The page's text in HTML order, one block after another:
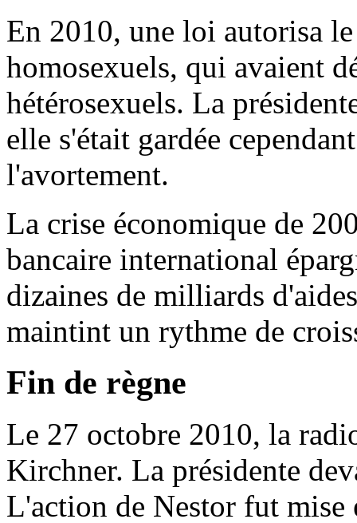
En 2010, une loi autorisa
homosexuels, qui avaient
hétérosexuels. La
elle s'était gardée
l'avortement.
La crise économique de
bancaire international
dizaines de milliards
maintint un rythme de
Fin de règne
Le 27 octobre 2010, la
Kirchner. La présidente
L'action de Nestor fut